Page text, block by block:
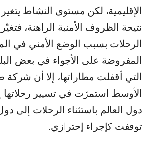
الإقليمية، لكن مستوى النشاط
نتيجة الظروف الأمنية الراهنة،
الرحلات بسبب الوضع الأمني في
المفروضة على الأجواء في بعض
التي أقفلت مطاراتها، إلا أن
الأوسط استمرّت في تسيير
دول العالم باستثناء الرحلات إلى
توقفت كإجراء إحترازي.